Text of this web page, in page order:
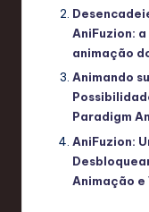
AniFuzion:
animação
Animando
Paradigm
AniFuzion:
Animação e